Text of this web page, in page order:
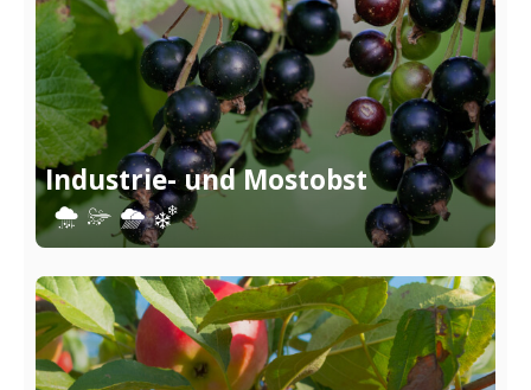
Industrie- und Mostobst